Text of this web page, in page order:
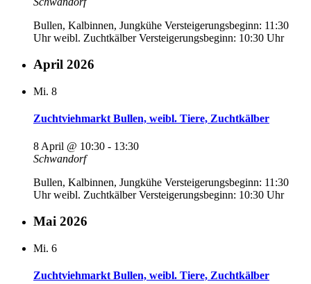
Bullen, Kalbinnen, Jungkühe Versteigerungsbeginn: 11:30
Uhr weibl. Zuchtkälber Versteigerungsbeginn: 10:30 Uhr
April 2026
Mi. 8
Zuchtviehmarkt Bullen, weibl. Tiere, Zuchtkälber
8 April @ 10:30 - 13:30
Schwandorf
Bullen, Kalbinnen, Jungkühe Versteigerungsbeginn: 11:30
Uhr weibl. Zuchtkälber Versteigerungsbeginn: 10:30 Uhr
Mai 2026
Mi. 6
Zuchtviehmarkt Bullen, weibl. Tiere, Zuchtkälber